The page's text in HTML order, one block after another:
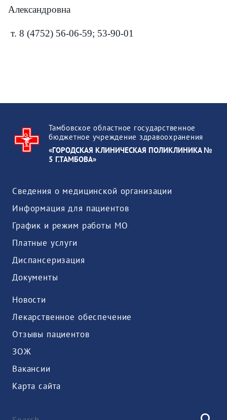
Александровна
т. 8 (4752) 56-06-59; 53-90-01
Тамбовское областное государственное
бюджетное учреждение здравоохранения
«ГОРОДСКАЯ КЛИНИЧЕСКАЯ ПОЛИКЛИНИКА №
5 Г.ТАМБОВА»
Сведения о медицинской организации
Информация для пациентов
График и режим работы МО
Платные услуги
Диспансеризация
Документы
Новости
Лекарственное обеспечение
Отзывы пациентов
ЗОЖ
Вакансии
Карта сайта